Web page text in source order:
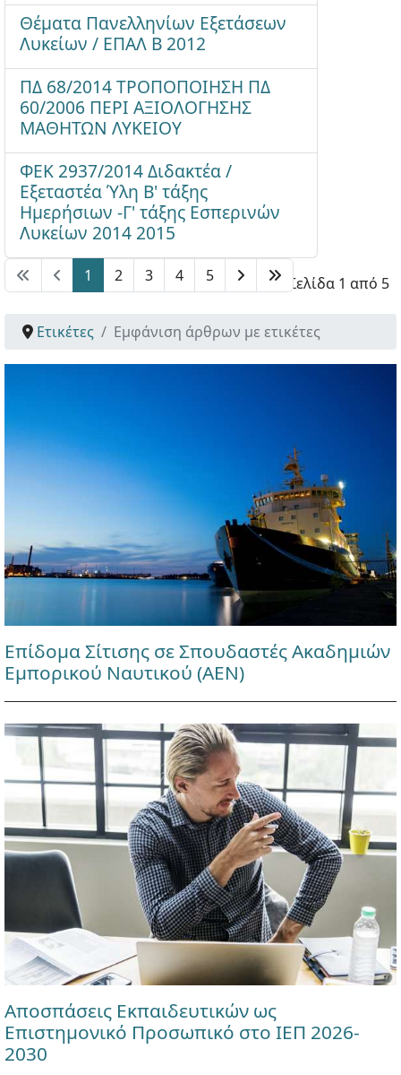
Θέματα Πανελληνίων Εξετάσεων
Λυκείων / ΕΠΑΛ Β 2012
ΠΔ 68/2014 ΤΡΟΠΟΠΟΙΗΣΗ ΠΔ
60/2006 ΠΕΡΙ ΑΞΙΟΛΟΓΗΣΗΣ
ΜΑΘΗΤΩΝ ΛΥΚΕΙΟΥ
ΦΕΚ 2937/2014 Διδακτέα /
Εξεταστέα Ύλη Β' τάξης
Ημερήσιων -Γ' τάξης Εσπερινών
Λυκείων 2014 2015
Σελίδα 1 από 5
1 2 3 4 5
Ετικέτες Εμφάνιση άρθρων με ετικέτες
Επίδομα Σίτισης σε Σπουδαστές Ακαδημιών
Εμπορικού Ναυτικού (ΑΕΝ)
Αποσπάσεις Εκπαιδευτικών ως
Επιστημονικό Προσωπικό στο ΙΕΠ 2026-
2030